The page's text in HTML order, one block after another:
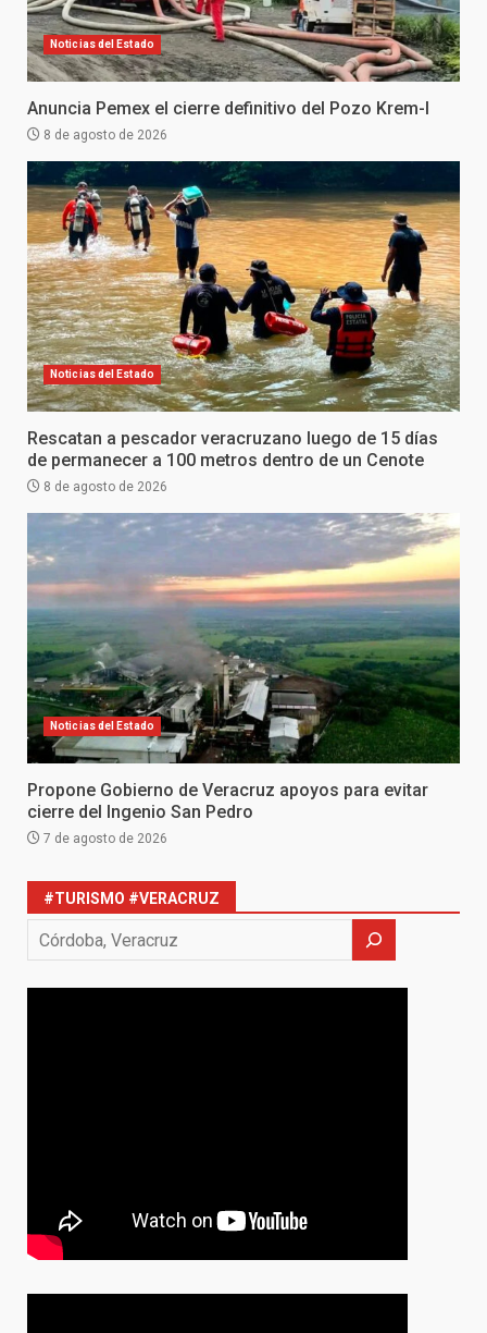
Noticias del Estado
Anuncia Pemex el cierre definitivo del Pozo Krem-I
8 de agosto de 2026
Noticias del Estado
Rescatan a pescador veracruzano luego de 15 días
de permanecer a 100 metros dentro de un Cenote
8 de agosto de 2026
Noticias del Estado
Propone Gobierno de Veracruz apoyos para evitar
cierre del Ingenio San Pedro
7 de agosto de 2026
#TURISMO #VERACRUZ